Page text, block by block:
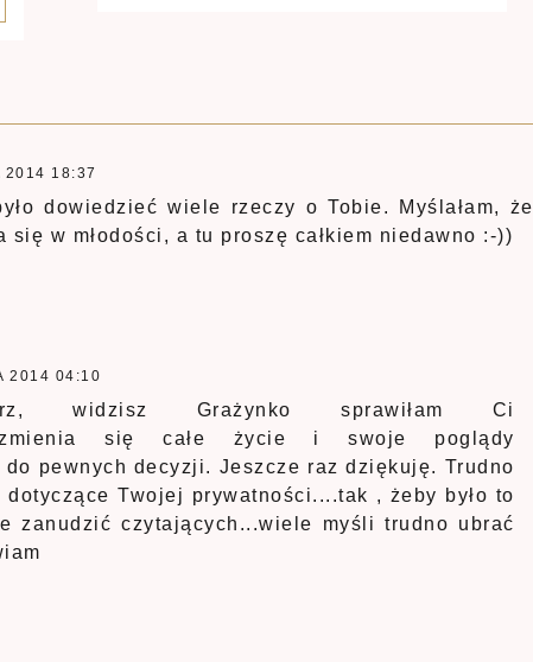
2014 18:37
dowiedzieć wiele rzeczy o Tobie. Myślałam, że
się w młodości, a tu proszę całkiem niedawno :-))
2014 04:10
widzisz Grażynko sprawiłam Ci
zmienia się całe życie i swoje poglądy
pewnych decyzji. Jeszcze raz dziękuję. Trudno
Twojej prywatności....tak , żeby było to
zanudzić czytających...wiele myśli trudno ubrać